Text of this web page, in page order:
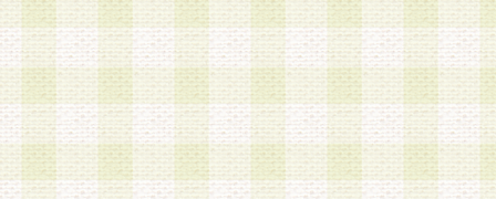
第5条 会員の登録情報
1.当社は、会員の登録情報に含まれる氏名・住所
アドレス等会員個人を識別できる情報を当社が別
シーポリシー
」に基づき適切に取り扱うものとし
は、当該個人情報を以下の各号に定める目的に利
す。なお、これら事項以外の目的で個人情報を利
かじめ会員の同意を得たうえで利用するものとし